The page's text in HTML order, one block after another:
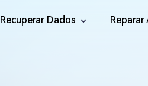
Recuperar Dados Reparar